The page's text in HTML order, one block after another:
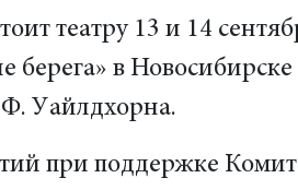
театру 13 и 14
берега» в
Уайлдхорна.
при поддержке